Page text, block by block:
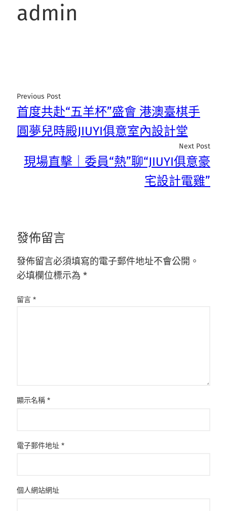
admin
Previous Post
首度共赴“五羊杯”盛會 港澳臺棋手
圓夢兒時殿JIUYI俱意室內設計堂
Next Post
現場直擊｜委員“熱”聊“JIUYI俱意豪
宅設計電雞”
發佈留言
發佈留言必須填寫的電子郵件地址不會公開。
必填欄位標示為 *
留言 *
顯示名稱 *
電子郵件地址 *
個人網站網址